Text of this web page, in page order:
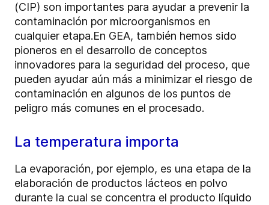
(CIP) son importantes para ayudar a prevenir la
contaminación por microorganismos en
cualquier etapa.En GEA, también hemos sido
pioneros en el desarrollo de conceptos
innovadores para la seguridad del proceso, que
pueden ayudar aún más a minimizar el riesgo de
contaminación en algunos de los puntos de
peligro más comunes en el procesado.
La temperatura importa
La evaporación, por ejemplo, es una etapa de la
elaboración de productos lácteos en polvo
durante la cual se concentra el producto líquido